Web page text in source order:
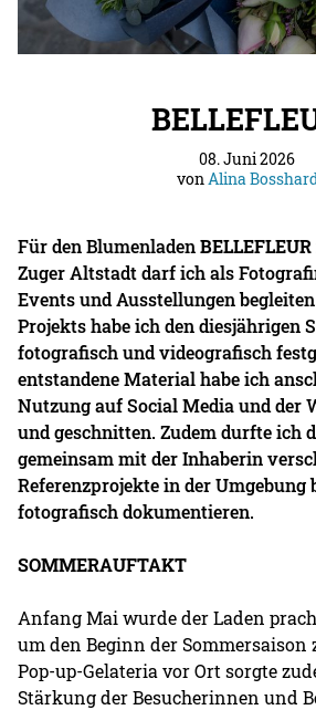
08. Juni 2026
vonAlina
Für den BlumenladenBELLEFLEUR
Zuger Altstadt darf ich als
Events und Ausstellungen
Projekts habe ich den diesjährigen
fotografisch und videografisch
entstandene Material habe ich
Nutzung auf Social Media und der
und geschnitten. Zudem durfte ich
gemeinsam mit der Inhaberin
Referenzprojekte in der Umgebung
fotografisch dokumentieren.
SOMMERAUFTAKT
Anfang Mai wurde der Laden
um den Beginn der Sommersaison
Pop-up-Gelateria vor Ort sorgte
Stärkung der Besucherinnen und